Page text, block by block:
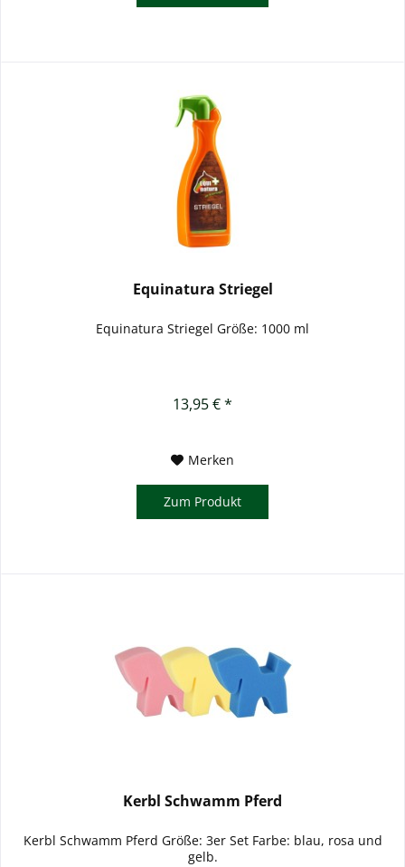
Equinatura Striegel
Equinatura Striegel Größe: 1000 ml
13,95 € *
Merken
Zum Produkt
Kerbl Schwamm Pferd
Kerbl Schwamm Pferd Größe: 3er Set Farbe: blau, rosa und
gelb.